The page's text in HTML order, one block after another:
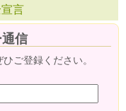
言
信
ご登録ください。